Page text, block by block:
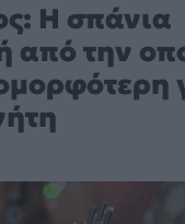
Η σπάνια
από την